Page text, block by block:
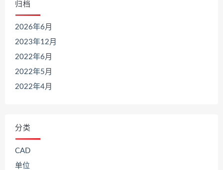
归档
2026年6月
2023年12月
2022年6月
2022年5月
2022年4月
分类
CAD
单位